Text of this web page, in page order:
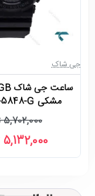
جی شاک
مشکی G-Shock-5848-G
5,132,000 تومان
5,702,000 تومان